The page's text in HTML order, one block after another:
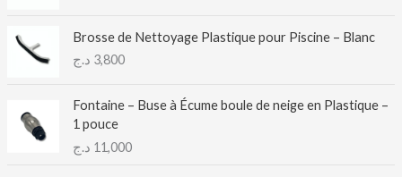
Brosse de Nettoyage Plastique pour Piscine – Blanc
3,800 د.ج
Fontaine – Buse à Écume boule de neige en Plastique –
1 pouce
11,000 د.ج